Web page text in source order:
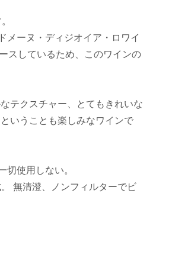
メーヌ・ディジオイア・ロワイ
スしているため、このワインの
テクスチャー、とてもきれいな
いうことも楽しみなワインで
使用しない。
無清澄、ノンフィルターでビ